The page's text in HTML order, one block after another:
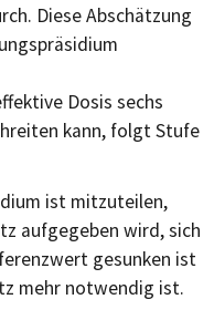
Diese Abschätzung
Dosis sechs
kann, folgt Stufe
ist mitzuteilen,
aufgegeben wird, sich
gesunken ist
mehr notwendig ist.